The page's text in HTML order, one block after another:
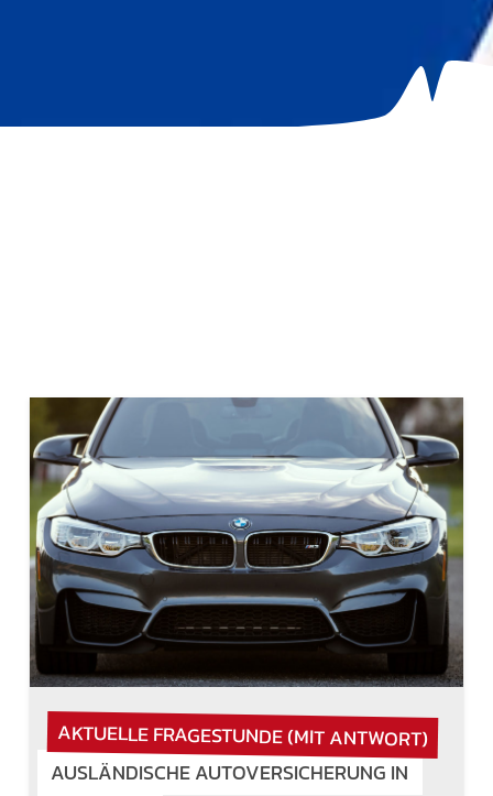
AKTUELLE FRAGESTUNDE (MIT ANTWORT)
AUSLÄNDISCHE AUTOVERSICHERUNG IN